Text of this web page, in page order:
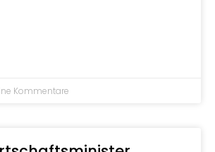
Kommentare